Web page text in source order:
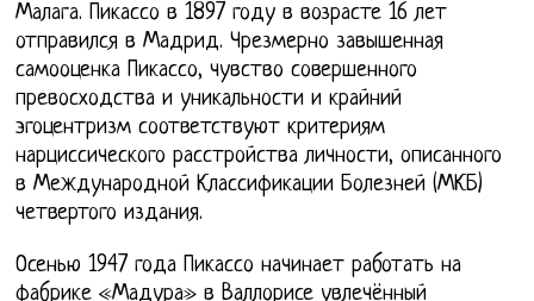
Малага. Пикассо в 1897 году в возрасте 16 лет
отправился в Мадрид. Чрезмерно завышенная
самооценка Пикассо, чувство совершенного
превосходства и уникальности и крайний
эгоцентризм соответствуют критериям
нарциссического расстройства личности, описанного
в Международной Классификации Болезней (МКБ)
четвертого издания.
Осенью 1947 года Пикассо начинает работать на
фабрике «Мадура» в Валлорисе увлечённый